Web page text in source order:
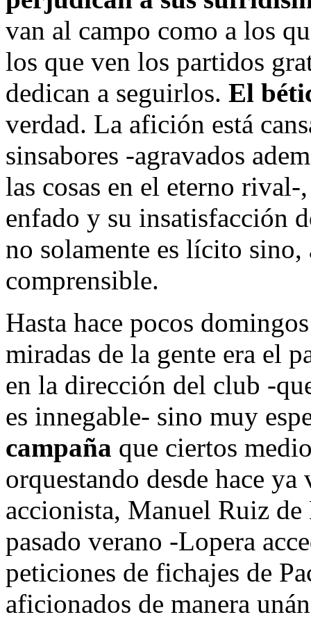
van al campo como a los
los que ven los partidos
dedican a seguirlos. El
verdad. La afición está
sinsabores -agravados
las cosas en el eterno
enfado y su insatisfacción
no solamente es lícito sino,
comprensible.
Hasta hace pocos
miradas de la gente era el
en la dirección del club -
es innegable- sino muy
campaña que ciertos
orquestando desde hace
accionista, Manuel Ruiz
pasado verano -Lopera
peticiones de fichajes de
aficionados de manera